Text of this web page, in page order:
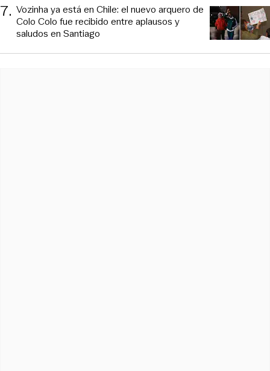
7. Vozinha ya está en Chile: el nuevo arquero de
Colo Colo fue recibido entre aplausos y
saludos en Santiago